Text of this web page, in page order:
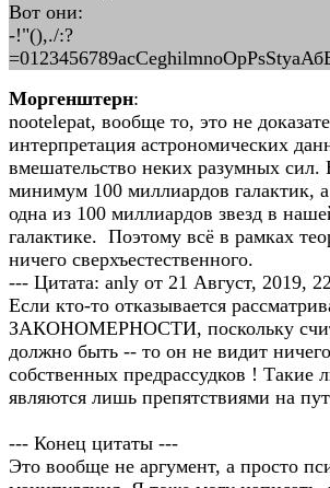
Вот они:
-!"(),./:?
Моргенштерн:
nootelepat, вообще то, это не
интерпретация астрономических
вмешательство неких разумных сил.
минимум 100 миллиардов галактик,
одна из 100 миллиардов звезд в
галактике. Поэтому всё в рамках
ничего сверхъестественного.
--- Цитата: anly от 21 Август, 2019,
Если кто-то отказывается
ЗАКОНОМЕРНОСТИ, поскольку
должно быть -- то он не видит
собственных предрассудков ! Такие
являются лишь препятствиями на
--- Конец цитаты ---
Это вообще не аргумент, а просто